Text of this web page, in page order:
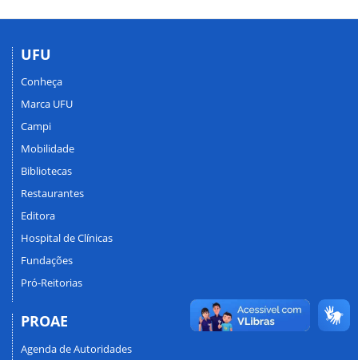
UFU
Conheça
Marca UFU
Campi
Mobilidade
Bibliotecas
Restaurantes
Editora
Hospital de Clínicas
Fundações
Pró-Reitorias
PROAE
Agenda de Autoridades